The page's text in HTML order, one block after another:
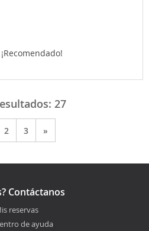
27
2 3 »
Contáctanos
reservas
de ayuda